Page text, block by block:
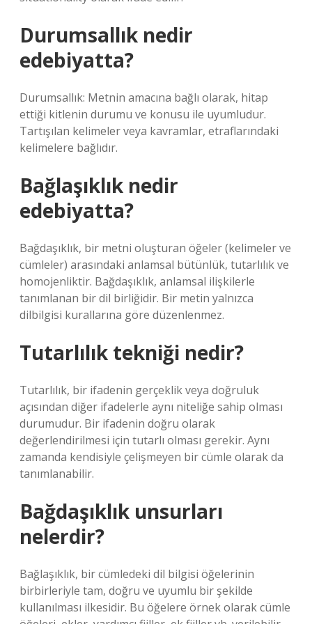
Durumsallık nedir
edebiyatta?
Durumsallık: Metnin amacına bağlı olarak, hitap
ettiği kitlenin durumu ve konusu ile uyumludur.
Tartışılan kelimeler veya kavramlar, etraflarındaki
kelimelere bağlıdır.
Bağlaşıklık nedir
edebiyatta?
Bağdaşıklık, bir metni oluşturan öğeler (kelimeler ve
cümleler) arasındaki anlamsal bütünlük, tutarlılık ve
homojenliktir. Bağdaşıklık, anlamsal ilişkilerle
tanımlanan bir dil birliğidir. Bir metin yalnızca
dilbilgisi kurallarına göre düzenlenmez.
Tutarlılık tekniği nedir?
Tutarlılık, bir ifadenin gerçeklik veya doğruluk
açısından diğer ifadelerle aynı niteliğe sahip olması
durumudur. Bir ifadenin doğru olarak
değerlendirilmesi için tutarlı olması gerekir. Aynı
zamanda kendisiyle çelişmeyen bir cümle olarak da
tanımlanabilir.
Bağdaşıklık unsurları
nelerdir?
Bağlaşıklık, bir cümledeki dil bilgisi öğelerinin
birbirleriyle tam, doğru ve uyumlu bir şekilde
kullanılması ilkesidir. Bu öğelere örnek olarak cümle